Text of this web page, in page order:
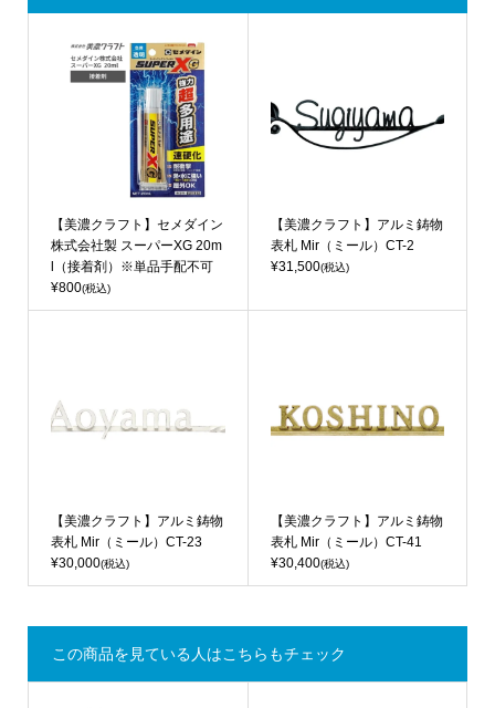
【美濃クラフト】セメダイン
株式会社製 スーパーXG 20m
l（接着剤）※単品手配不可
¥800(税込)
【美濃クラフト】アルミ鋳物
表札 Mir（ミール）CT-2
¥31,500(税込)
【美濃クラフト】アルミ鋳物
表札 Mir（ミール）CT-23
¥30,000(税込)
【美濃クラフト】アルミ鋳物
表札 Mir（ミール）CT-41
¥30,400(税込)
この商品を見ている人はこちらもチェック